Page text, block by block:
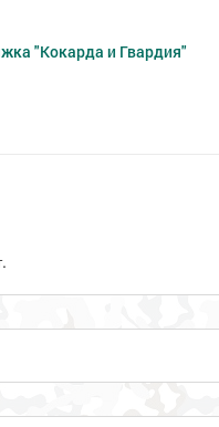
"Кокарда и Гвардия"